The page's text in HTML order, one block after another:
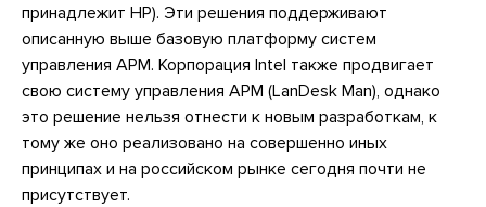
принадлежит НР). Эти решения поддерживают
описанную выше базовую платформу систем
управления АРМ. Корпорация Intel также продвигает
свою систему управления АРМ (LanDesk Man), однако
это решение нельзя отнести к новым разработкам, к
тому же оно реализовано на совершенно иных
принципах и на российском рынке сегодня почти не
присутствует.